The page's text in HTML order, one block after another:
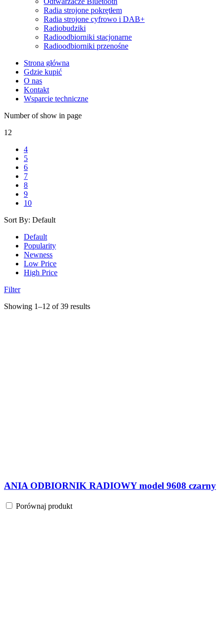
Radia strojone pokrętłem
Radia strojone cyfrowo i DAB+
Radiobudziki
Radioodbiorniki stacjonarne
Radioodbiorniki przenośne
Strona główna
Gdzie kupić
O nas
Kontakt
Wsparcie techniczne
Number of show in page
12
4
5
6
7
8
9
10
Sort By: Default
Default
Popularity
Newness
Low Price
High Price
Filter
Showing 1–12 of 39 results
ANIA ODBIORNIK RADIOWY model 9608 czarny
Porównaj produkt